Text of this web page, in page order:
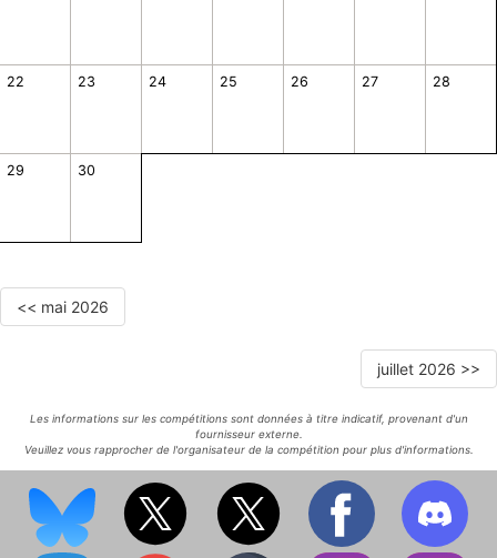
22 23 24 25 26 27 28
29 30
<< mai 2026
juillet 2026 >>
Les informations sur les compétitions sont données à titre indicatif, provenant d'un
fournisseur externe.
Veuillez vous rapprocher de l'organisateur de la compétition pour plus d'informations.